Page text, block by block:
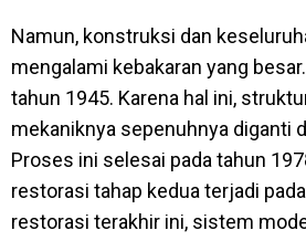
Namun, konstruksi dan
mengalami kebakaran yang
tahun 1945. Karena hal ini,
mekaniknya sepenuhnya diganti
Proses ini selesai pada tahun
restorasi tahap kedua terjadi
restorasi terakhir ini, sistem